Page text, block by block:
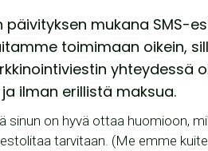
päivityksen mukana SMS-
toimimaan oikein,
yhteydessä
ilman erillistä maksua.
sinun on hyvä ottaa huomioon,
tarvitaan. (Me emme